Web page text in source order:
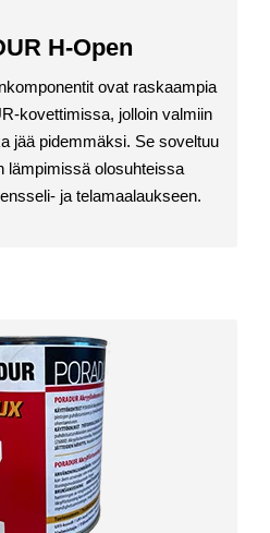
H-Open
ovat raskaampia
kovettimissa, jolloin valmiin
jää pidemmäksi. Se soveltuu
lämpimissä olosuhteissa
ja telamaalaukseen.